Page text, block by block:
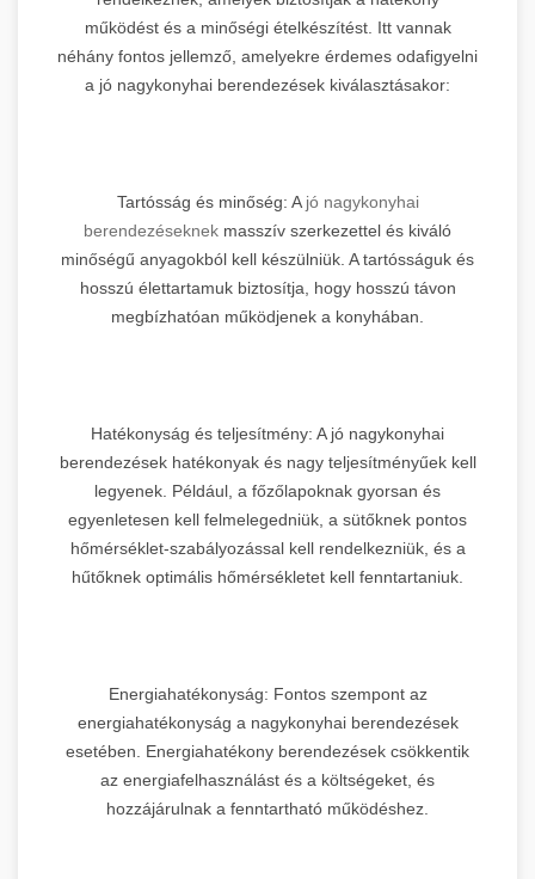
működést és a minőségi ételkészítést. Itt vannak
néhány fontos jellemző, amelyekre érdemes odafigyelni
a jó nagykonyhai berendezések kiválasztásakor:
Tartósság és minőség: A jó nagykonyhai
berendezéseknek masszív szerkezettel és kiváló
minőségű anyagokból kell készülniük. A tartósságuk és
hosszú élettartamuk biztosítja, hogy hosszú távon
megbízhatóan működjenek a konyhában.
Hatékonyság és teljesítmény: A jó nagykonyhai
berendezések hatékonyak és nagy teljesítményűek kell
legyenek. Például, a főzőlapoknak gyorsan és
egyenletesen kell felmelegedniük, a sütőknek pontos
hőmérséklet-szabályozással kell rendelkezniük, és a
hűtőknek optimális hőmérsékletet kell fenntartaniuk.
Energiahatékonyság: Fontos szempont az
energiahatékonyság a nagykonyhai berendezések
esetében. Energiahatékony berendezések csökkentik
az energiafelhasználást és a költségeket, és
hozzájárulnak a fenntartható működéshez.